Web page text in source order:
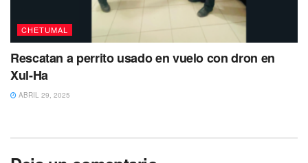
CHETUMAL
Rescatan a perrito usado en vuelo con dron en
Xul-Ha
ABRIL 29, 2025